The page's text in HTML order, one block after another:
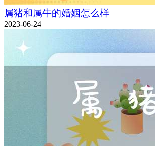
属猪和属牛的婚姻怎么样
2023-06-24